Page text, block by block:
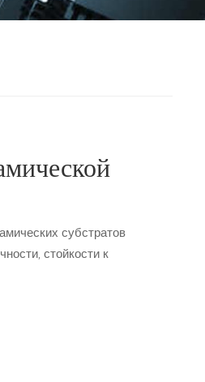
субстратов
стойкости к